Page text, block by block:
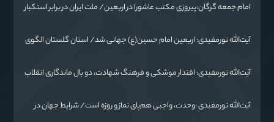
امام جمعه گرگان:پیروزی مکتب عاشورا در اربعین/ ملت ایران در برابر استکبار
آیت‌الله نورمفیدی: اربعین امام حسین(ع) جهانی شد/ استان گلستان الگوی
آیت‌الله نورمفیدی: اقتدار موشکی و فرهنگ شهادت، دو بال ماندگاری انقلاب
آیت‌الله نورمفیدی :وحدت، واجبی هم‌پای نماز و روزه است/ شرایط جهان در